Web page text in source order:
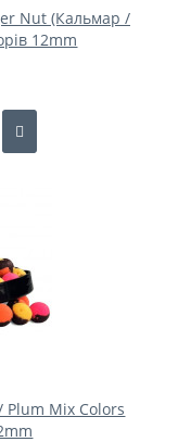
Nut (Кальмар /
12mm
Mix Colors